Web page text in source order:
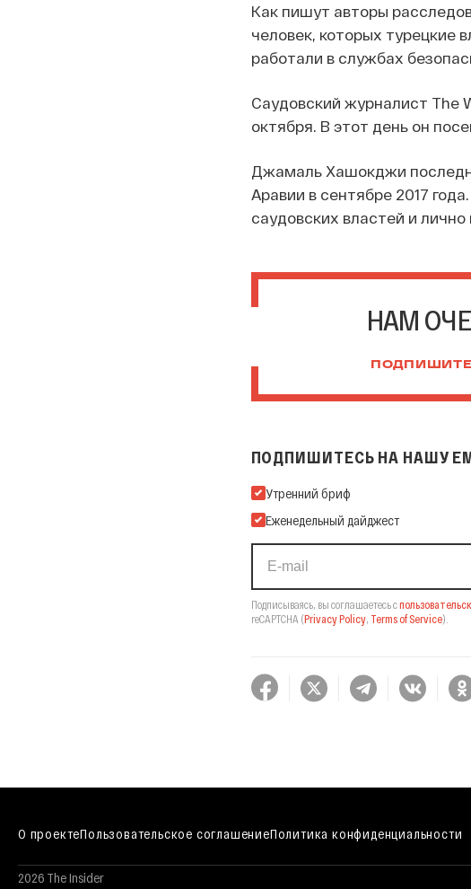
Как пишут авторы
человек, которых турецкие
работали в службах
Саудовский журналист
октября. В этот день он
Джамаль Хашокджи
Аравии в сентябре 2017
саудовских властей и
НАМ
ПОДПИШИТЕСЬ НА НАШУ
Подпишитесь на нашу Email-рассылку
Утренний бриф
Еженедельный дайджест
Подписываясь, вы соглашаетесь с
reCAPTCHA (Privacy Policy, Terms of Service).
О проектеПользовательское соглашениеПолитика конфиденциальности
2026 The Insider